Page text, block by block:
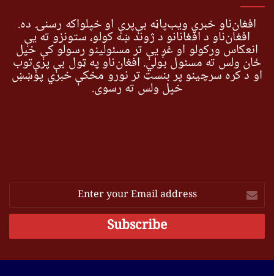
افغان‌ناو خبري ویب‌پاڼه بې‌پرې او خپلواکه رسنۍ ده.
افغان‌ناو د افغانانو د ژوند ښه کولو، ستونزو ته یې
انعکاس ورکولو او غږ یې تر مسئولینو رسولو کې خپل
ځان ولس ته مسئول بولي. افغان‌ناو په ټول بې پرې‌توب
او د کره سرچینو پر بنسټ تر نورو مخکې خبري پوښښ
خپل ولس ته رسوي.
Enter
your
Email